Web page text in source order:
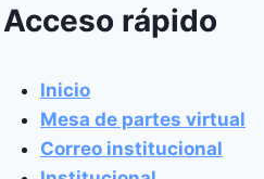
Acceso rápido
Inicio
Mesa de partes virtual
Correo institucional